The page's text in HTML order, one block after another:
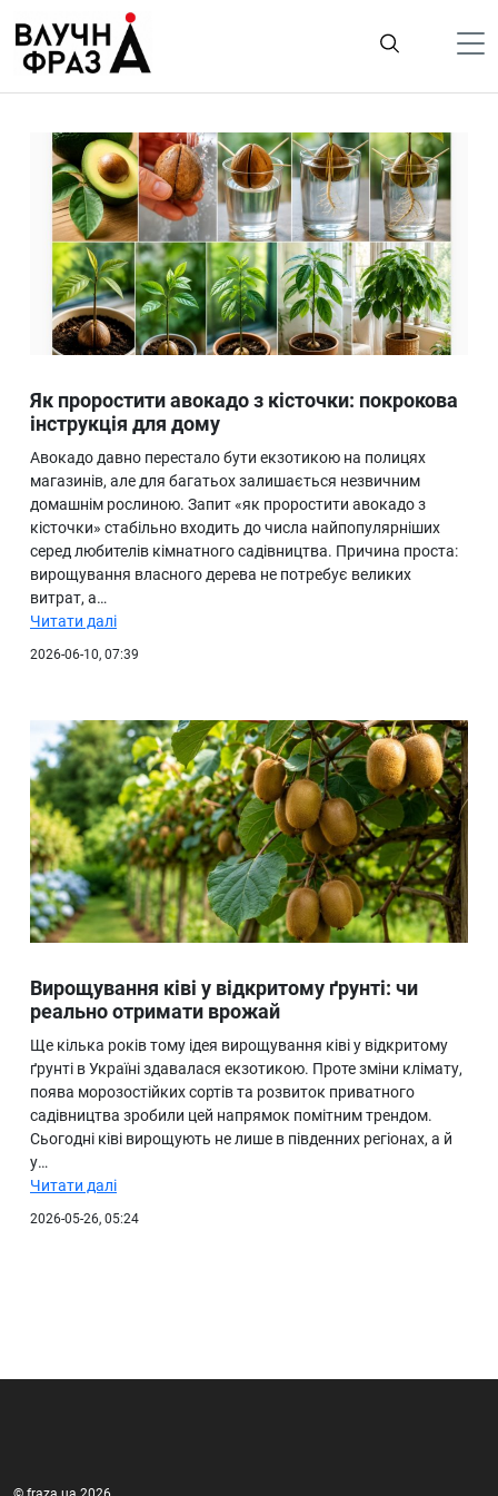
содержимому
Гроші
Життя
Лайфстайл
ТехноНаука
Людина
Ukraine
Про нас
Як проростити авокадо з кісточки: покрокова
інструкція для дому
Авокадо давно перестало бути екзотикою на полицях
магазинів, але для багатьох залишається незвичним
домашнім рослиною. Запит «як проростити авокадо з
кісточки» стабільно входить до числа найпопулярніших
серед любителів кімнатного садівництва. Причина проста:
вирощування власного дерева не потребує великих
витрат, а…
Читати далі
2026-06-10, 07:39
Вирощування ківі у відкритому ґрунті: чи
реально отримати врожай
Ще кілька років тому ідея вирощування ківі у відкритому
ґрунті в Україні здавалася екзотикою. Проте зміни клімату,
поява морозостійких сортів та розвиток приватного
садівництва зробили цей напрямок помітним трендом.
Сьогодні ківі вирощують не лише в південних регіонах, а й
у…
Читати далі
2026-05-26, 05:24